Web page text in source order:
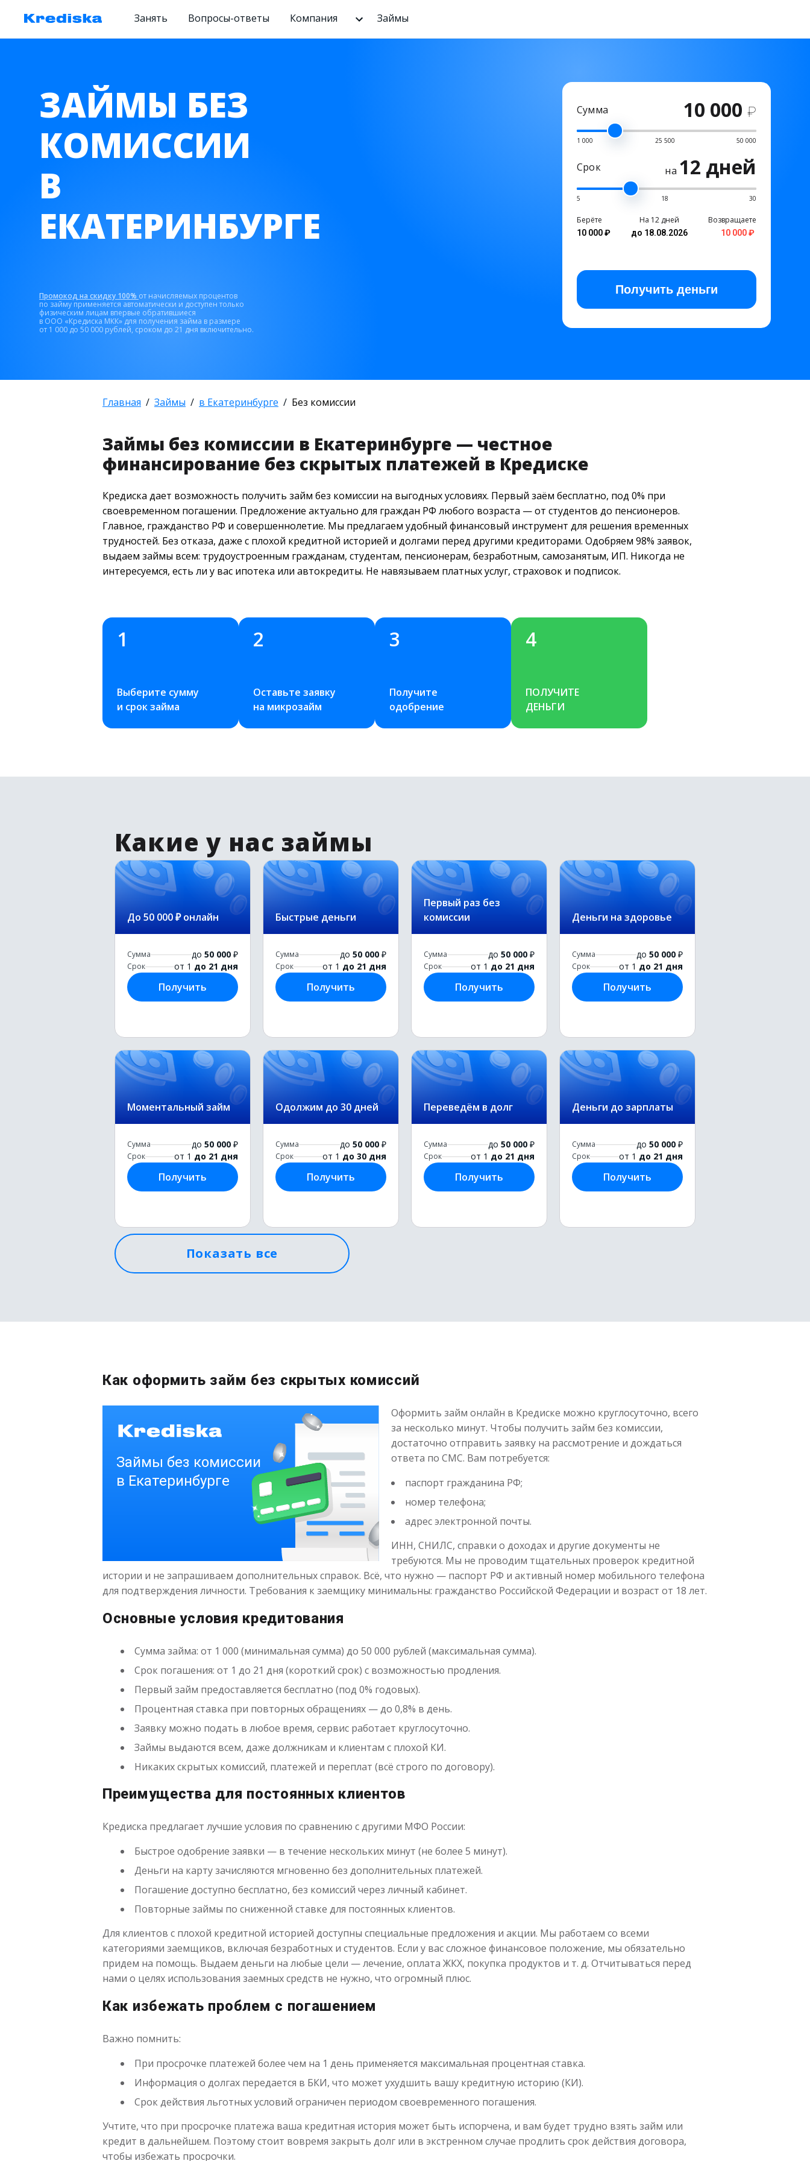
Занять Вопросы-ответы Компания Займы
ЗАЙМЫ БЕЗ
КОМИССИИ
В
ЕКАТЕРИНБУРГЕ
Промокод на скидку 100% от начисляемых процентов
по займу применяется автоматически и доступен только
физическим лицам впервые обратившиеся
в ООО «Кредиска МКК» для получения займа в размере
от 1 000 до 50 000 рублей, сроком до 21 дня включительно.
Сумма 10 000 ₽
1 000 25 500 50 000
Срок на 12 дней
5 18 30
Берёте
10 000 ₽
На 12 дней
до 18.08.2026
Возвращаете
10 000 ₽
Получить деньги
Главная Займы в Екатеринбурге Без комиссии
Займы без комиссии в Екатеринбурге — честное
финансирование без скрытых платежей в Кредиске
Кредиска дает возможность получить займ без комиссии на выгодных условиях. Первый заём бесплатно, под 0% при
своевременном погашении. Предложение актуально для граждан РФ любого возраста — от студентов до пенсионеров.
Главное, гражданство РФ и совершеннолетие. Мы предлагаем удобный финансовый инструмент для решения временных
трудностей. Без отказа, даже с плохой кредитной историей и долгами перед другими кредиторами. Одобряем 98% заявок,
выдаем займы всем: трудоустроенным гражданам, студентам, пенсионерам, безработным, самозанятым, ИП. Никогда не
интересуемся, есть ли у вас ипотека или автокредиты. Не навязываем платных услуг, страховок и подписок.
1
Выберите сумму
и срок займа
2
Оставьте заявку
на микрозайм
3
Получите
одобрение
4
ПОЛУЧИТЕ
ДЕНЬГИ
Какие у нас займы
До 50 000 ₽ онлайн
Сумма до 50 000 ₽
Срок от 1 до 21 дня
Получить
Быстрые деньги
Сумма до 50 000 ₽
Срок от 1 до 21 дня
Получить
Первый раз без
комиссии
Сумма до 50 000 ₽
Срок от 1 до 21 дня
Получить
Деньги на здоровье
Сумма до 50 000 ₽
Срок от 1 до 21 дня
Получить
Моментальный займ
Сумма до 50 000 ₽
Срок от 1 до 21 дня
Получить
Одолжим до 30 дней
Сумма до 50 000 ₽
Срок от 1 до 30 дня
Получить
Переведём в долг
Сумма до 50 000 ₽
Срок от 1 до 21 дня
Получить
Деньги до зарплаты
Сумма до 50 000 ₽
Срок от 1 до 21 дня
Получить
Займ на карту с
Показать все
Как оформить займ без скрытых комиссий
Оформить займ онлайн в Кредиске можно круглосуточно, всего
за несколько минут. Чтобы получить займ без комиссии,
достаточно отправить заявку на рассмотрение и дождаться
ответа по СМС. Вам потребуется:
паспорт гражданина РФ;
номер телефона;
адрес электронной почты.
ИНН, СНИЛС, справки о доходах и другие документы не
требуются. Мы не проводим тщательных проверок кредитной
истории и не запрашиваем дополнительных справок. Всё, что нужно — паспорт РФ и активный номер мобильного телефона
для подтверждения личности. Требования к заемщику минимальны: гражданство Российской Федерации и возраст от 18 лет.
Основные условия кредитования
Сумма займа: от 1 000 (минимальная сумма) до 50 000 рублей (максимальная сумма).
Срок погашения: от 1 до 21 дня (короткий срок) с возможностью продления.
Первый займ предоставляется бесплатно (под 0% годовых).
Процентная ставка при повторных обращениях — до 0,8% в день.
Заявку можно подать в любое время, сервис работает круглосуточно.
Займы выдаются всем, даже должникам и клиентам с плохой КИ.
Никаких скрытых комиссий, платежей и переплат (всё строго по договору).
Преимущества для постоянных клиентов
Кредиска предлагает лучшие условия по сравнению с другими МФО России:
Быстрое одобрение заявки — в течение нескольких минут (не более 5 минут).
Деньги на карту зачисляются мгновенно без дополнительных платежей.
Погашение доступно бесплатно, без комиссий через личный кабинет.
Повторные займы по сниженной ставке для постоянных клиентов.
Для клиентов с плохой кредитной историей доступны специальные предложения и акции. Мы работаем со всеми
категориями заемщиков, включая безработных и студентов. Если у вас сложное финансовое положение, мы обязательно
придем на помощь. Выдаем деньги на любые цели — лечение, оплата ЖКХ, покупка продуктов и т. д. Отчитываться перед
нами о целях использования заемных средств не нужно, что огромный плюс.
Как избежать проблем с погашением
Важно помнить:
При просрочке платежей более чем на 1 день применяется максимальная процентная ставка.
Информация о долгах передается в БКИ, что может ухудшить вашу кредитную историю (КИ).
Срок действия льготных условий ограничен периодом своевременного погашения.
Учтите, что при просрочке платежа ваша кредитная история может быть испорчена, и вам будет трудно взять займ или
кредит в дальнейшем. Поэтому стоит вовремя закрыть долг или в экстренном случае продлить срок действия договора,
чтобы избежать просрочки.